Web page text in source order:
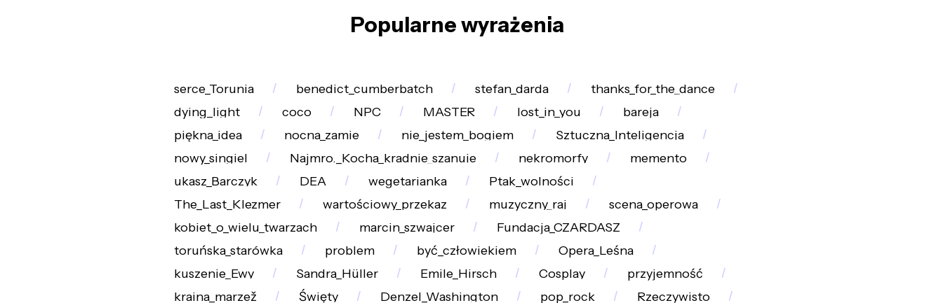
Popularne wyrażenia
serce_Torunia benedict_cumberbatch stefan_darda
thanks_for_the_dance
dying_light
coco NPC MASTER lost_in_you
bareja
piękna_idea
nocna_zamie nie_jestem_bogiem
Sztuczna_Inteligencja
nowy_singiel
Najmro._Kocha_kradnie_szanuje nekromorfy
memento
ukasz_Barczyk
DEA wegetarianka
Ptak_wolności
The_Last_Klezmer
wartościowy_przekaz muzyczny_raj
scena_operowa
kobiet_o_wielu_twarzach
marcin_szwajcer
Fundacja_CZARDASZ
toruńska_starówka
problem być_człowiekiem
Opera_Leśna
kuszenie_Ewy
Sandra_Hüller Emile_Hirsch Cosplay
przyjemność
kraina_marzež
Święty Denzel_Washington pop_rock
Rzeczywisto